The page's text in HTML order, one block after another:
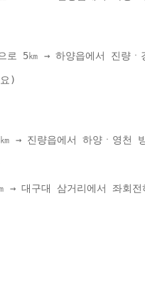
5㎞ → 하양읍에서 진량
)
→ 진량읍에서 하양ㆍ영
→ 대구대 삼거리에서 좌